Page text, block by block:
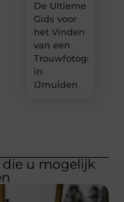
De Ultieme
Gids voor
het Vinden
van een
Trouwfotograaf
in
IJmuiden
die u mogelijk